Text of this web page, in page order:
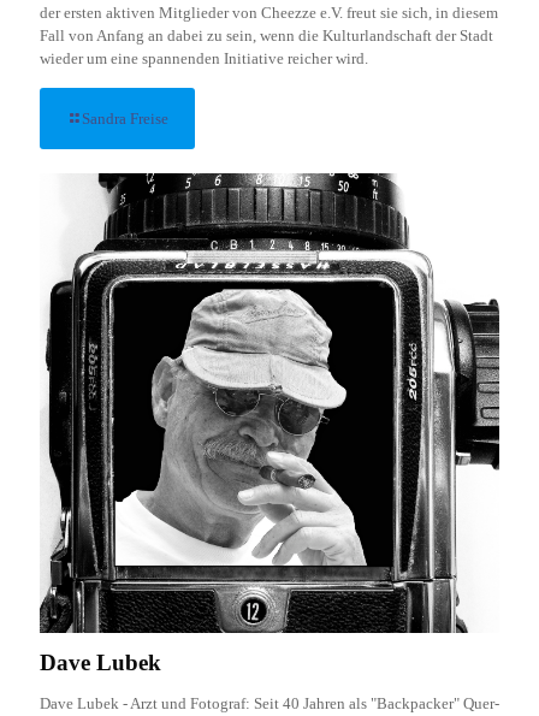
der ersten aktiven Mitglieder von Cheezze e.V. freut sie sich, in diesem
Fall von Anfang an dabei zu sein, wenn die Kulturlandschaft der Stadt
wieder um eine spannenden Initiative reicher wird.
Sandra Freise
Dave Lubek
Dave Lubek - Arzt und Fotograf: Seit 40 Jahren als "Backpacker" Quer-